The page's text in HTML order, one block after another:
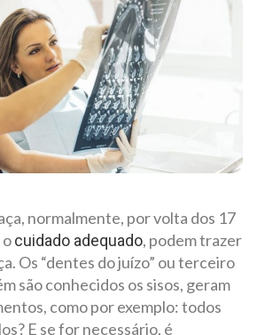
normalmente, por volta dos 17
ocuidado adequado, podem trazer
Os “dentes do juízo” ou terceiro
são conhecidos os sisos, geram
como por exemplo: todos
E se for necessário, é